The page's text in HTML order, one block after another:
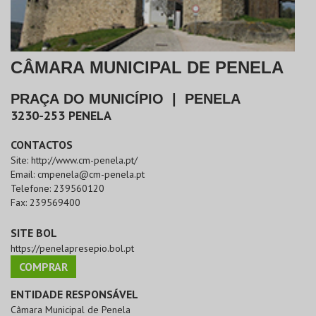
CÂMARA MUNICIPAL DE PENELA
PRAÇA DO MUNICÍPIO PENELA
3230-253 PENELA
CONTACTOS
Site: http://www.cm-penela.pt/
Email: cmpenela@cm-penela.pt
Telefone: 239560120
Fax: 239569400
SITE BOL
https://penelapresepio.bol.pt
COMPRAR
ENTIDADE RESPONSÁVEL
Câmara Municipal de Penela